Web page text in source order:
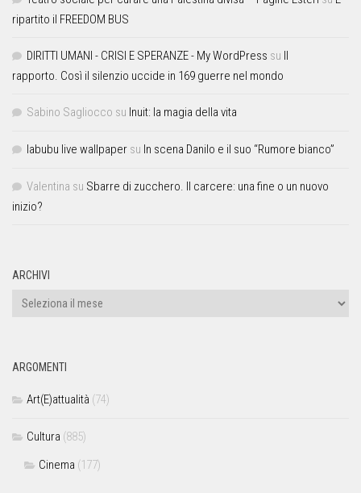
ripartito il FREEDOM BUS
DIRITTI UMANI - CRISI E SPERANZE - My WordPress su Il
rapporto. Così il silenzio uccide in 169 guerre nel mondo
Sabino Sagliocco su Inuit: la magia della vita
labubu live wallpaper su In scena Danilo e il suo “Rumore bianco”
Valentina su Sbarre di zucchero. Il carcere: una fine o un nuovo
inizio?
ARCHIVI
ARGOMENTI
Art(E)attualità (74)
Cultura (885)
Cinema (177)